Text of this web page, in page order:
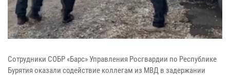
Сотрудники СОБР «Барс» Управления Росгвардии по Республике
Бурятия оказали содействие коллегам из МВД в задержании